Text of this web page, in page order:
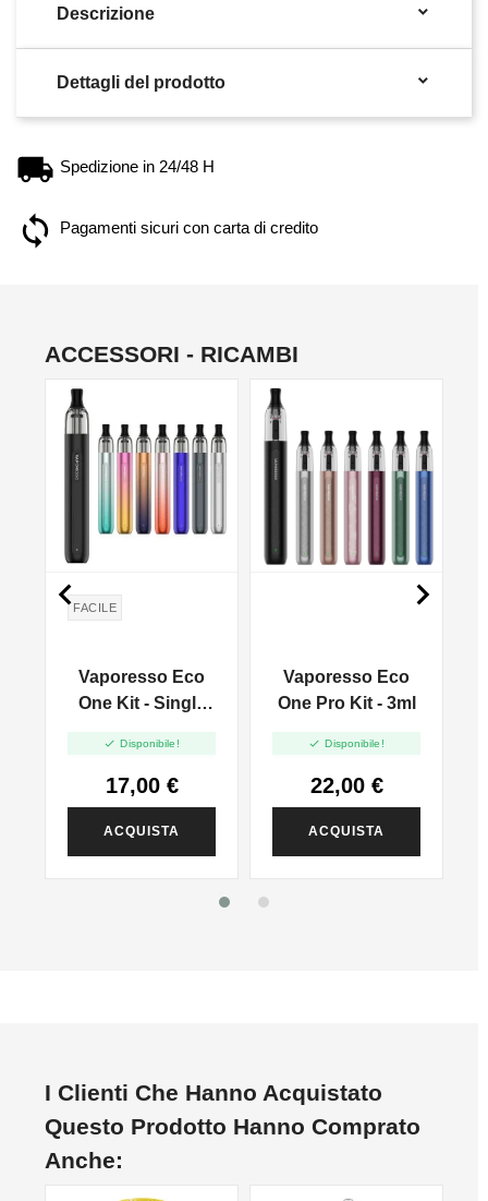
Descrizione 
Dettagli del prodotto 
Spedizione in 24/48 H
Pagamenti sicuri con carta di credito
ACCESSORI - RICAMBI
FACILE
Vaporesso Eco
One Kit - Single
 Disponibile!
17,00 €
ACQUISTA
Vaporesso Eco
One Pro Kit - 3ml
 Disponibile!
22,00 €
ACQUISTA
 
I Clienti Che Hanno Acquistato
Questo Prodotto Hanno Comprato
Anche: